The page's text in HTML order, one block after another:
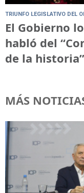
TRIUNFO LEGISLATIVO DEL
El Gobierno
habló del
de la historia”
MÁS